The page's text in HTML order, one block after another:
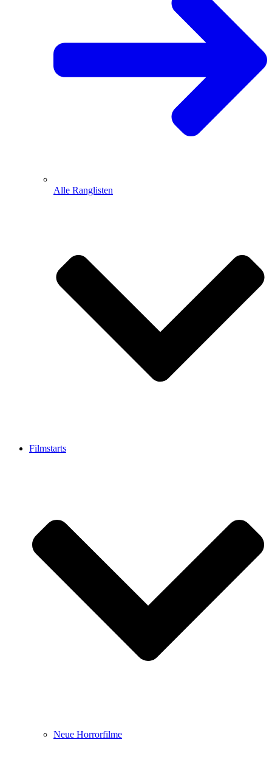
Alle Ranglisten
Filmstarts
Neue Horrorfilme